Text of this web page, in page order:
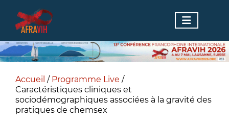
Accueil / Programme Live /
Caractéristiques cliniques et
sociodémographiques associées à la gravité des
pratiques de chemsex